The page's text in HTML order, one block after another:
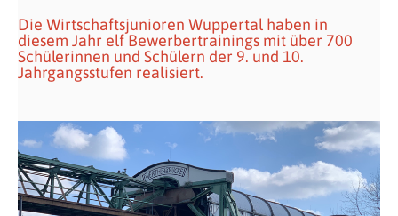
Die Wirtschaftsjunioren Wuppertal haben in
diesem Jahr elf Bewerbertrainings mit über 700
Schülerinnen und Schülern der 9. und 10.
Jahrgangsstufen realisiert.